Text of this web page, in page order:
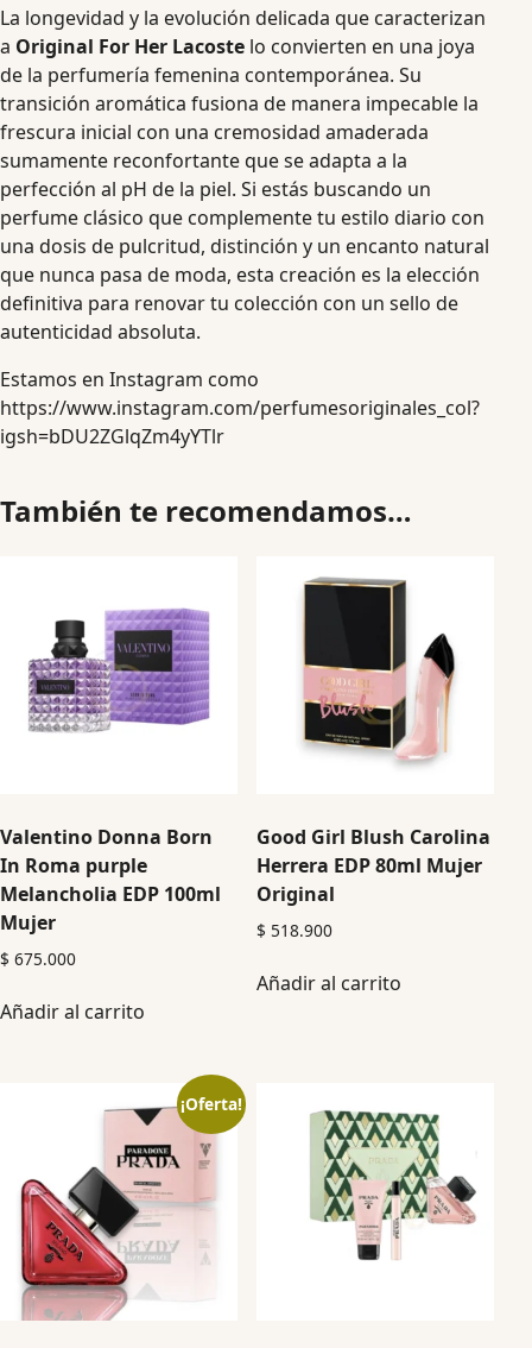
La longevidad y la evolución delicada que caracterizan
a Original For Her Lacoste lo convierten en una joya
de la perfumería femenina contemporánea. Su
transición aromática fusiona de manera impecable la
frescura inicial con una cremosidad amaderada
sumamente reconfortante que se adapta a la
perfección al pH de la piel. Si estás buscando un
perfume clásico que complemente tu estilo diario con
una dosis de pulcritud, distinción y un encanto natural
que nunca pasa de moda, esta creación es la elección
definitiva para renovar tu colección con un sello de
autenticidad absoluta.
Estamos en Instagram como
https://www.instagram.com/perfumesoriginales_col?
igsh=bDU2ZGlqZm4yYTlr
También te recomendamos…
Valentino Donna Born
In Roma purple
Melancholia EDP 100ml
Mujer
$ 675.000
Añadir al carrito
Good Girl Blush Carolina
Herrera EDP 80ml Mujer
Original
$ 518.900
Añadir al carrito
¡Oferta!